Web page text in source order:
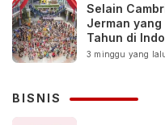
Selain
Jerman yang
Tahun di
3 minggu yang
BISNIS